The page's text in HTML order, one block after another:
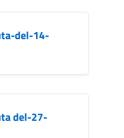
del-14-
del-27-